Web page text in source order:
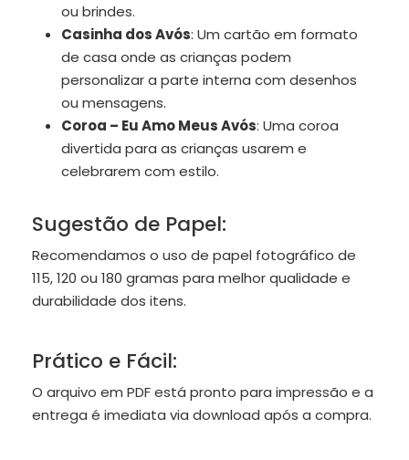
ou brindes.
Casinha dos Avós: Um cartão em formato
de casa onde as crianças podem
personalizar a parte interna com desenhos
ou mensagens.
Coroa – Eu Amo Meus Avós: Uma coroa
divertida para as crianças usarem e
celebrarem com estilo.
Sugestão de Papel:
Recomendamos o uso de papel fotográfico de
115, 120 ou 180 gramas para melhor qualidade e
durabilidade dos itens.
Prático e Fácil:
O arquivo em PDF está pronto para impressão e a
entrega é imediata via download após a compra.